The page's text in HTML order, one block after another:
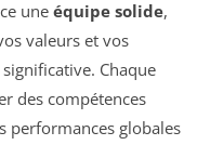
une équipe solide,
valeurs et vos
Chaque
des compétences
performances globales